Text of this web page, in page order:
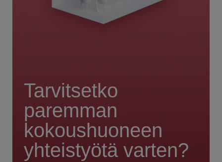
Tarvitsetko
paremman
kokoushuoneen
yhteistyötä varten?